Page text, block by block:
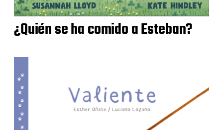
¿Quién se ha comido a Esteban?